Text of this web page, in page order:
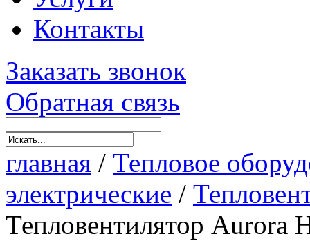
Контакты
Заказать звонок
Обратная связь
главная / Тепловое
электрические /
Тепловентилятор Aurora